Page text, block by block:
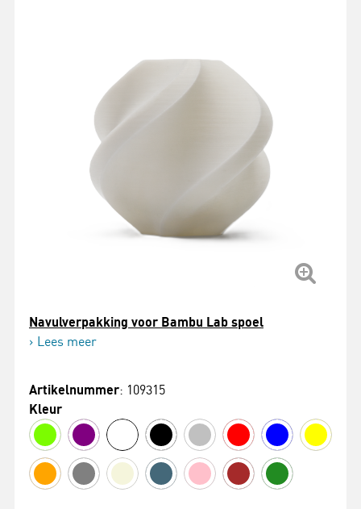
Navulverpakking voor Bambu Lab spoel
Lees meer
Artikelnummer: 109315
Kleur